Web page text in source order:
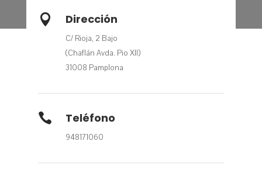
 Dirección
C/ Rioja, 2 Bajo
(Chaflán Avda. Pio XII)
31008 Pamplona
 Teléfono
948171060